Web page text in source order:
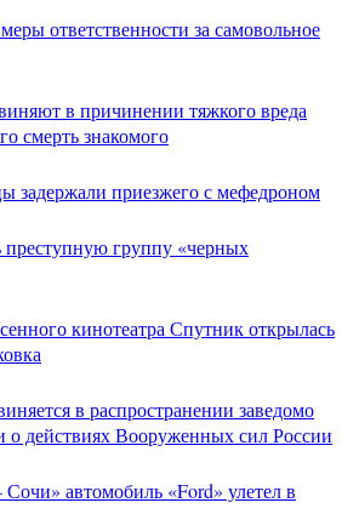
ответственности за самовольное
в причинении тяжкого вреда
смерть знакомого
задержали приезжего с мефедроном
преступную группу «черных
кинотеатра Спутник открылась
в распространении заведомо
действиях Вооруженных сил России
автомобиль «Ford» улетел в